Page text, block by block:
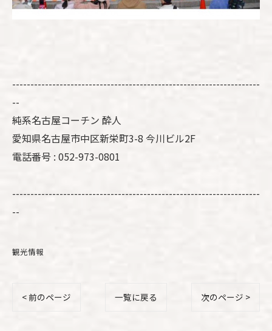
--------------------------------------------------------------------
--
純系名古屋コーチン 酔人
愛知県名古屋市中区新栄町3-8 今川ビル2F
電話番号 : 052-973-0801
--------------------------------------------------------------------
--
観光情報
< 前のページ 一覧に戻る 次のページ >